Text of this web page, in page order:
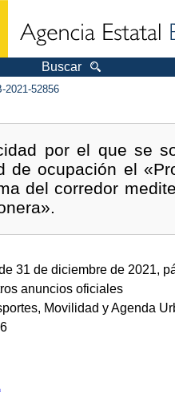
Buscar
2021-52856
por el que se
de ocupación el
del corredor
31 de diciembre de 2021,
anuncios oficiales
Movilidad y Agenda